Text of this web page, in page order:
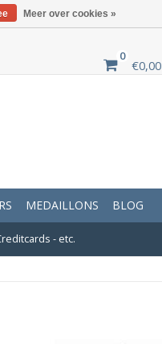
0
€0,00
MEDAILLONS BLOG
- etc.
Meer over cookies »